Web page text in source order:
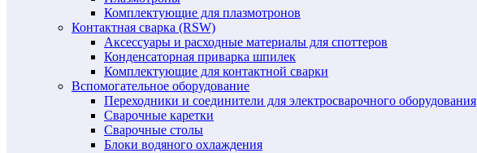
Комплектующие для плазмотронов
Контактная сварка (RSW)
Аксессуары и расходные материалы для споттеров
Конденсаторная приварка шпилек
Комплектующие для контактной сварки
Вспомогательное оборудование
Переходники и соединители для электросварочного оборудования
Сварочные каретки
Сварочные столы
Блоки водяного охлаждения